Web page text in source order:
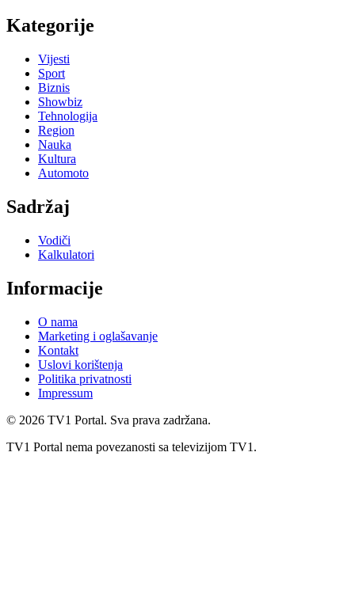
Kategorije
Vijesti
Sport
Biznis
Showbiz
Tehnologija
Region
Nauka
Kultura
Automoto
Sadržaj
Vodiči
Kalkulatori
Informacije
O nama
Marketing i oglašavanje
Kontakt
Uslovi korištenja
Politika privatnosti
Impressum
© 2026 TV1 Portal. Sva prava zadržana.
TV1 Portal nema povezanosti sa televizijom TV1.